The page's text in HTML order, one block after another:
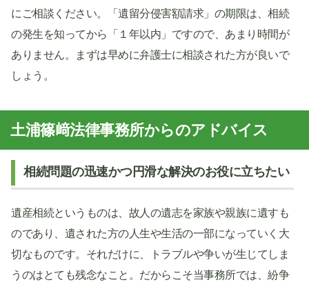
にご相談ください。「遺留分侵害額請求」の期限は、相続
の発生を知ってから「１年以内」ですので、あまり時間が
ありません。まずは早めに弁護士に相談された方が良いで
しょう。
土浦篠﨑法律事務所からのアドバイス
相続問題の迅速かつ円滑な解決のお役に立ちたい
遺産相続というものは、故人の遺志を家族や親族に遺すも
のであり、遺された方の人生や生活の一部になっていく大
切なものです。それだけに、トラブルや争いが生じてしま
うのはとても残念なこと。だからこそ当事務所では、紛争